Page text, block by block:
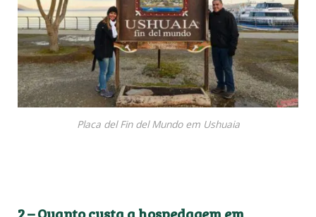
Placa del Fin del Mundo em Ushuaia